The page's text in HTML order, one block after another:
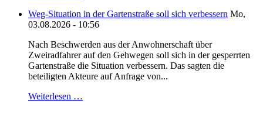
Weg-Situation in der Gartenstraße soll sich verbessern Mo,
03.08.2026 - 10:56
Nach Beschwerden aus der Anwohnerschaft über
Zweiradfahrer auf den Gehwegen soll sich in der gesperrten
Gartenstraße die Situation verbessern. Das sagten die
beteiligten Akteure auf Anfrage von...
Weiterlesen …